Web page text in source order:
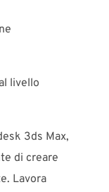
livello
3ds Max,
di creare
Lavora